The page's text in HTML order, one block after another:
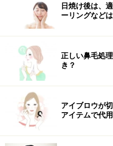
日焼け後は、
ーリングなど
正しい鼻毛処
き？
アイブロウが
アイテムで代